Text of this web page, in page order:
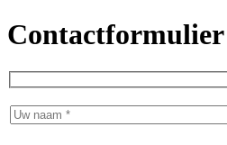
Contactformulier